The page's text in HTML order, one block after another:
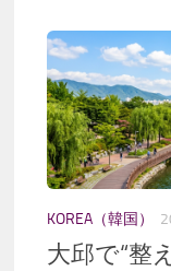
KOREA（韓国）
大邱で“整